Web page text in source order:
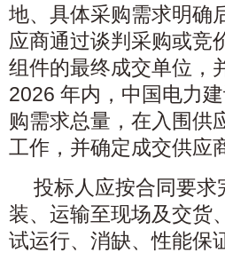
地、具体采购需求明确
应商通过谈判采购或竞
组件的最终成交单位，
2026 年内，中国电力
购需求总量，在入围供
工作，并确定成交供应
投标人应按合同要
装、运输至现场及交货
试运行、消缺、性能保